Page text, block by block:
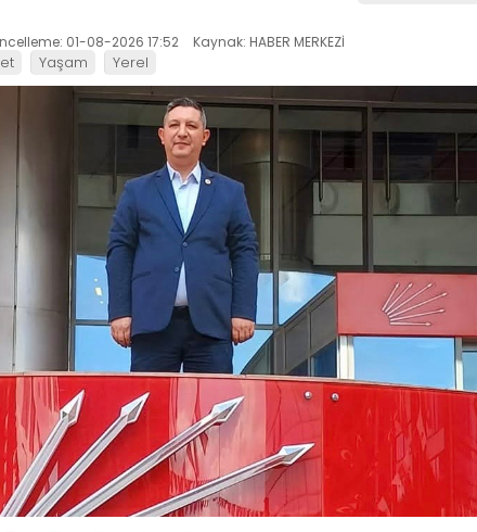
01-08-2026 17:52 Kaynak: HABER MERKEZİ
Yaşam Yerel